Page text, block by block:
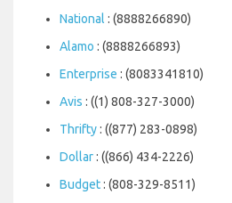
National : (8888266890)
Alamo : (8888266893)
Enterprise : (8083341810)
Avis : ((1) 808-327-3000)
Thrifty: ((877) 283-0898)
Dollar: ((866) 434-2226)
Budget: (808-329-8511)